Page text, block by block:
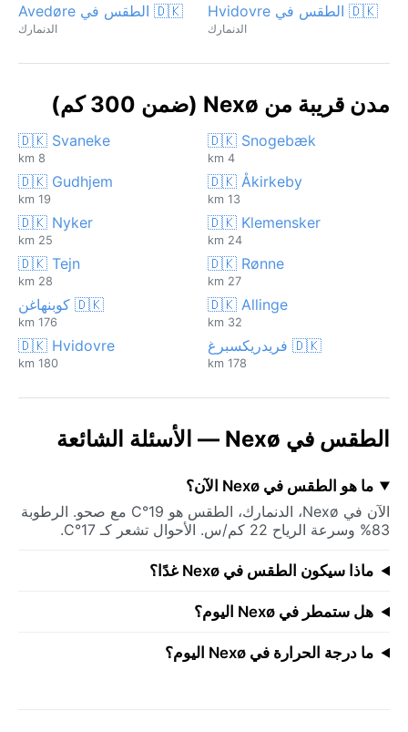
🇩🇰 الطقس في Hvidovre
الدنمارك
🇩🇰 الطقس في Avedøre
الدنمارك
مدن قريبة من Nexø (ضمن 300 كم)
🇩🇰 Snogebæk
4 km
🇩🇰 Svaneke
8 km
🇩🇰 Åkirkeby
13 km
🇩🇰 Gudhjem
19 km
🇩🇰 Klemensker
24 km
🇩🇰 Nyker
25 km
🇩🇰 Rønne
27 km
🇩🇰 Tejn
28 km
🇩🇰 Allinge
32 km
🇩🇰 كوبنهاغن
176 km
🇩🇰 فريدريكسبرغ
178 km
🇩🇰 Hvidovre
180 km
الطقس في Nexø — الأسئلة الشائعة
ما هو الطقس في Nexø الآن؟
الآن في Nexø، الدنمارك، الطقس هو 19°C مع صحو. الرطوبة
83% وسرعة الرياح 22 كم/س. الأحوال تشعر كـ 17°C.
ماذا سيكون الطقس في Nexø غدًا؟
هل ستمطر في Nexø اليوم؟
ما درجة الحرارة في Nexø اليوم؟